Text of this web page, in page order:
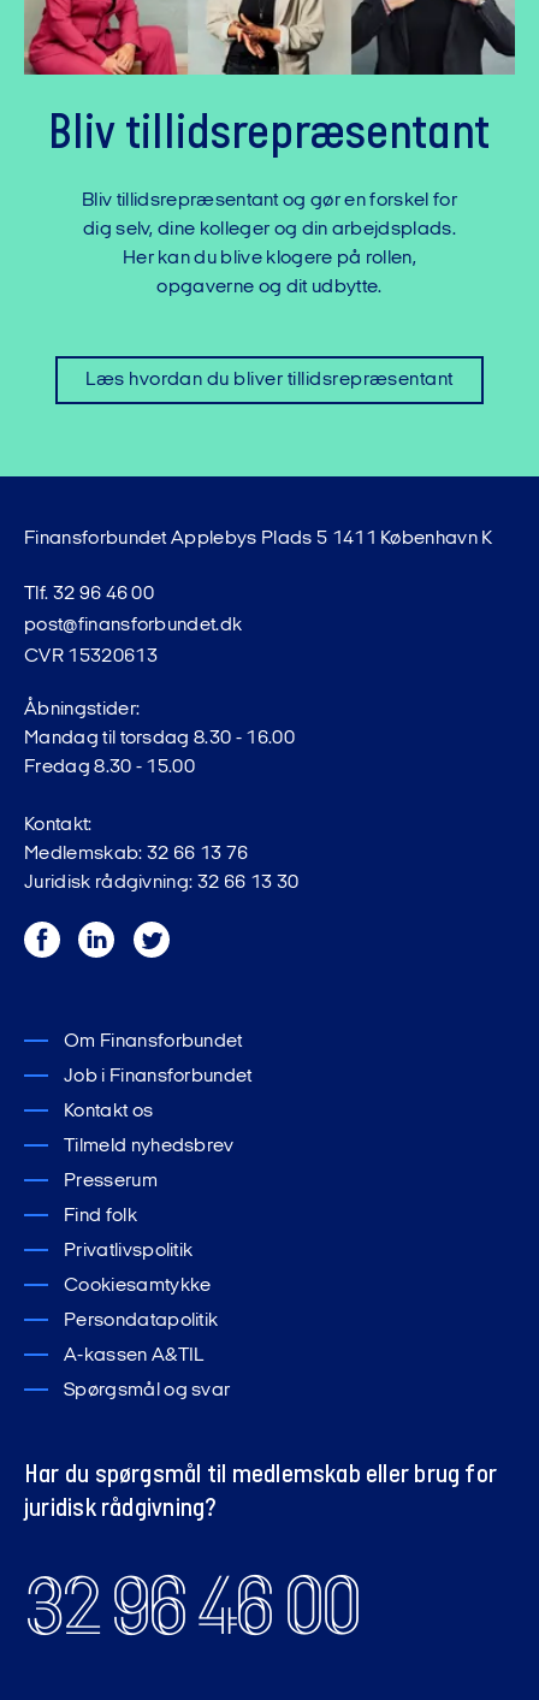
Bliv tillidsrepræsentant
Bliv tillidsrepræsentant og gør en forskel for
dig selv, dine kolleger og din arbejdsplads.
Her kan du blive klogere på rollen,
opgaverne og dit udbytte.
Læs hvordan du bliver tillidsrepræsentant
Finansforbundet Applebys Plads 5 1411 København K
Tlf. 32 96 46 00
post@finansforbundet.dk
CVR 15320613
Åbningstider:
Mandag til torsdag 8.30 - 16.00
Fredag 8.30 - 15.00
Kontakt:
Medlemskab: 32 66 13 76
Juridisk rådgivning: 32 66 13 30
FacebookLinkedInTwitter
Om Finansforbundet
Job i Finansforbundet
Kontakt os
Tilmeld nyhedsbrev
Presserum
Find folk
Privatlivspolitik
Cookiesamtykke
Persondatapolitik
A-kassen A&TIL
Spørgsmål og svar
Har du spørgsmål til medlemskab eller brug for
juridisk rådgivning?
32 96 46 00